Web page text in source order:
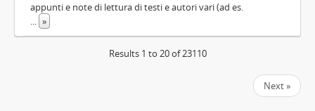
appunti e note di lettura di testi e autori vari (ad es.
... »
Results 1 to 20 of 23110
Next »